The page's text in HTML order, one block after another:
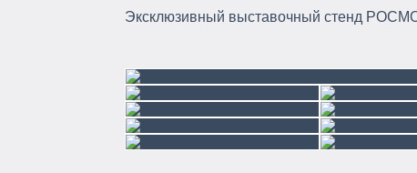
Эксклюзивный выставочный стенд